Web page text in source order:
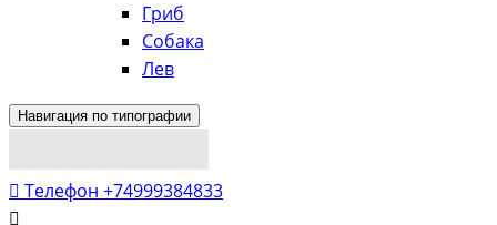
Гриб
Собака
Лев
Навигация по типографии
Телефон +74999384833